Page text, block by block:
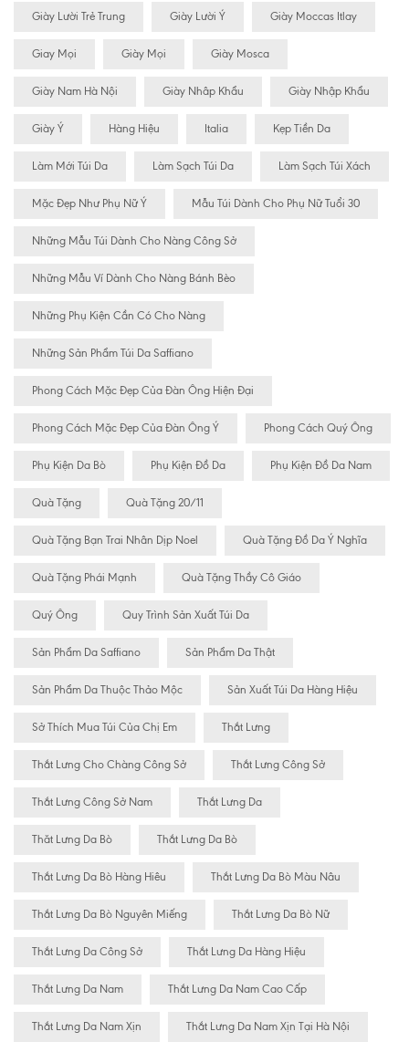
Giày Lười Trẻ Trung Giày Lười Ý Giày Moccas Itlay
Giay Mọi Giày Mọi Giày Mosca
Giày Nam Hà Nội Giày Nhâp Khẩu Giày Nhập Khẩu
Giày Ý Hàng Hiệu Italia Kẹp Tiền Da
Làm Mới Túi Da Làm Sạch Túi Da Làm Sạch Túi Xách
Mặc Đẹp Như Phụ Nữ Ý Mẫu Túi Dành Cho Phụ Nữ Tuổi 30
Những Mẫu Túi Dành Cho Nàng Công Sở
Những Mẫu Ví Dành Cho Nàng Bánh Bèo
Những Phụ Kiện Cần Có Cho Nàng
Những Sản Phẩm Túi Da Saffiano
Phong Cách Mặc Đẹp Của Đàn Ông Hiện Đại
Phong Cách Mặc Đẹp Của Đàn Ông Ý Phong Cách Quý Ông
Phụ Kiện Da Bò Phụ Kiện Đồ Da Phụ Kiện Đồ Da Nam
Quà Tặng Quà Tặng 20/11
Quà Tặng Bạn Trai Nhân Dịp Noel Quà Tặng Đồ Da Ý Nghĩa
Quà Tặng Phái Mạnh Quà Tặng Thầy Cô Giáo
Quý Ông Quy Trình Sản Xuất Túi Da
Sản Phẩm Da Saffiano Sản Phẩm Da Thật
Sản Phẩm Da Thuộc Thảo Mộc Sản Xuất Túi Da Hàng Hiệu
Sở Thích Mua Túi Của Chị Em Thắt Lưng
Thắt Lưng Cho Chàng Công Sở Thắt Lưng Công Sở
Thắt Lưng Công Sở Nam Thắt Lưng Da
Thăt Lưng Da Bò Thắt Lưng Da Bò
Thắt Lưng Da Bò Hàng Hiêu Thắt Lưng Da Bò Màu Nâu
Thắt Lưng Da Bò Nguyên Miếng Thắt Lưng Da Bò Nữ
Thắt Lưng Da Công Sở Thắt Lưng Da Hàng Hiệu
Thắt Lưng Da Nam Thắt Lưng Da Nam Cao Cấp
Thắt Lưng Da Nam Xịn Thắt Lưng Da Nam Xịn Tại Hà Nội